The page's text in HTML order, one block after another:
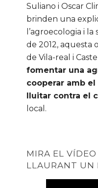
Suliano i Oscar
brinden una
l’agroecologia i
de 2012, aquesta
de Vila-real i
fomentar una
cooperar amb
lluitar contra el
local.
MIRA EL
LLAURANT UN